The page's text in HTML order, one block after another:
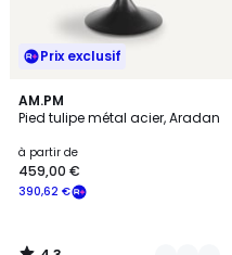
Prix exclusif
AM.PM
Pied tulipe métal acier, Aradan
à partir de
390,62 €
459,00 €
4,3
/ 5
3
Couleurs